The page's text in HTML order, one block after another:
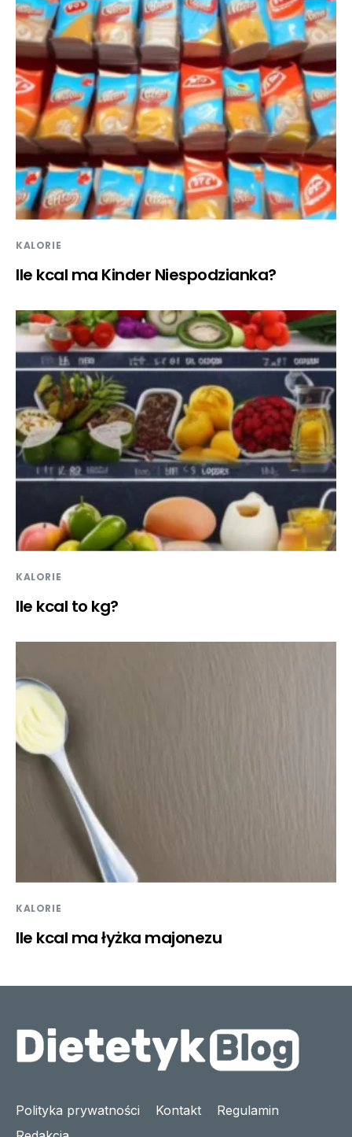
KALORIE
Ile kcal ma Kinder Niespodzianka?
KALORIE
Ile kcal to kg?
KALORIE
Ile kcal ma łyżka majonezu
Polityka prywatności Kontakt
Regulamin